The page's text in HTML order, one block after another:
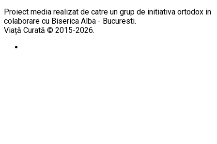
Proiect media realizat de catre un grup de initiativa ortodox in
colaborare cu Biserica Alba - Bucuresti.
Viață Curată © 2015-2026.